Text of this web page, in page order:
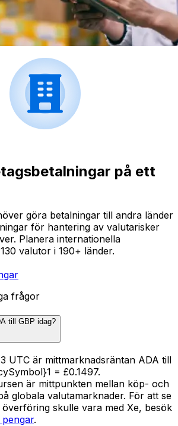
på ett
göra betalningar till andra länder
för hantering av valutarisker
Planera internationella
valutor i 190+ länder.
frågor
till GBP idag?
UTC är mittmarknadsräntan ADA till
= £0.1497.
är mittpunkten mellan köp- och
globala valutamarknader. För att se
skulle vara med Xe, besök
.